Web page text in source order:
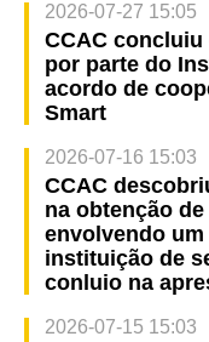
2026-07-27 15:05
CCAC
por parte do
acordo de
Smart
2026-07-16 15:03
CCAC
na obtenção
envolvendo
instituição de
conluio na
2026-07-15 15:03